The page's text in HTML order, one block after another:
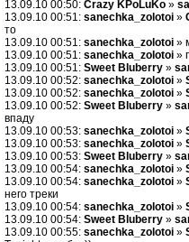
13.09.10 00:50: Crazy KPoLuKo »
13.09.10 00:51: sanechka_zolotoi »
то
13.09.10 00:51: sanechka_zolotoi »
13.09.10 00:51: sanechka_zolotoi »
13.09.10 00:51: Sweet Bluberry »
13.09.10 00:52: sanechka_zolotoi »
13.09.10 00:52: sanechka_zolotoi »
13.09.10 00:52: Sweet Bluberry »
впаду
13.09.10 00:53: sanechka_zolotoi »
13.09.10 00:53: sanechka_zolotoi »
13.09.10 00:53: Sweet Bluberry »
13.09.10 00:54: sanechka_zolotoi »
13.09.10 00:54: sanechka_zolotoi »
него треки
13.09.10 00:54: sanechka_zolotoi »
13.09.10 00:54: Sweet Bluberry »
13.09.10 00:55: sanechka_zolotoi »